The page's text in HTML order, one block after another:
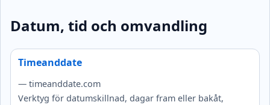
Datum, tid och omvandling
Timeanddate
— timeanddate.com
Verktyg för datumskillnad, dagar fram eller bakåt,